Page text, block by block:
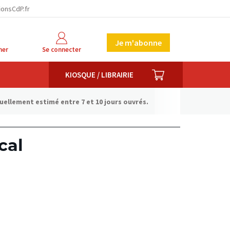
Se connecter
Je m'abonne
KIOSQUE / LIBRAIRIE PANIER
estimé entre 7 et 10 jours ouvrés.